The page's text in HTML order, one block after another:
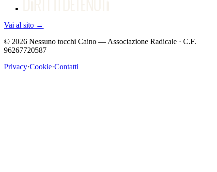
Vai al sito →
© 2026 Nessuno tocchi Caino — Associazione Radicale · C.F.
96267720587
Privacy·Cookie·Contatti